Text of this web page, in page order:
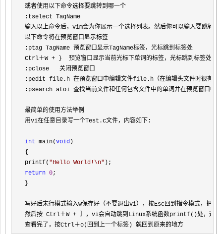
或者使用以下命令选择要跳转到哪一个
:tselect TagName
输入以上命令后，vim会为你展示一个选择列表。然后你可以输入要跳转
以下命令将在预览窗口显示标签
:ptag TagName 预览窗口显示TagName标签，光标跳到标签处
Ctrl＋W + }  预览窗口显示当前光标下单词的标签，光标跳到标签处
:pclose   关闭预览窗口
:pedit file.h 在预览窗口中编辑文件file.h（在编辑头文件时很有用
:psearch atoi 查找当前文件和任何包含文件中的单词并在预览窗口中显
最简单的使用方法举例
用vi在任意目录写一个Test.c文件，内容如下:
int main(void )
{
printf( "Hello World!\n"
return 0;
}
写好后末行模式输入w保存好（不要退出vi），按Esc回到指令模式，把
然后按 Ctrl＋W + ］，vi会自动跳到Linux系统函数printf()处，这
查看完了，按Ctrl＋o(回到上一个标签) 就回到原来的地方